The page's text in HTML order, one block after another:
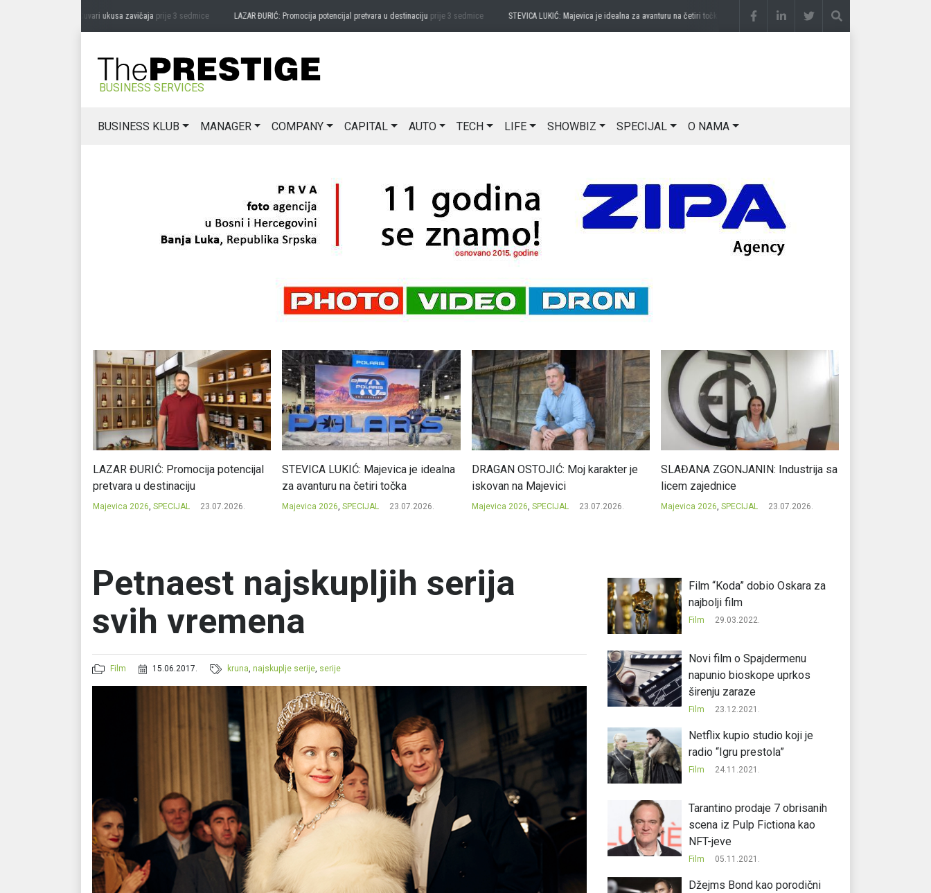
MIĆANOVIĆ: Čuvari ukusa zavičajaprije 3 sedmice LAZAR ĐURIĆ: Promocija potencijal pretvara u destinacijuprije 3 sedmice STEVICA LUKIĆ: Majevica je idealna za avanturu na četiri točkaprije 3 sedmice DRAGAN OSTOJIĆ: Moj karakter je
BUSINESS SERVICES
BUSINESS KLUB MANAGER COMPANY CAPITAL AUTO TECH LIFE SHOWBIZ SPECIJAL O NAMA
LAZAR ĐURIĆ: Promocija potencijal
pretvara u destinaciju
Majevica 2026, SPECIJAL 23.07.2026.
STEVICA LUKIĆ: Majevica je idealna
za avanturu na četiri točka
Majevica 2026, SPECIJAL 23.07.2026.
DRAGAN OSTOJIĆ: Moj karakter je
iskovan na Majevici
Majevica 2026, SPECIJAL 23.07.2026.
SLAĐANA ZGONJANIN: Industrija sa
licem zajednice
Majevica 2026, SPECIJAL 23.07.2026.
Petnaest najskupljih serija
svih vremena
Film 15.06.2017. kruna,najskuplje serije, serije
Film “Koda” dobio Oskara za
najbolji film
Film 29.03.2022.
Novi film o Spajdermenu
napunio bioskope uprkos
širenju zaraze
Film 23.12.2021.
Netflix kupio studio koji je
radio “Igru prestola”
Film 24.11.2021.
Tarantino prodaje 7 obrisanih
scena iz Pulp Fictiona kao
NFT-jeve
Film 05.11.2021.
Džejms Bond kao porodični